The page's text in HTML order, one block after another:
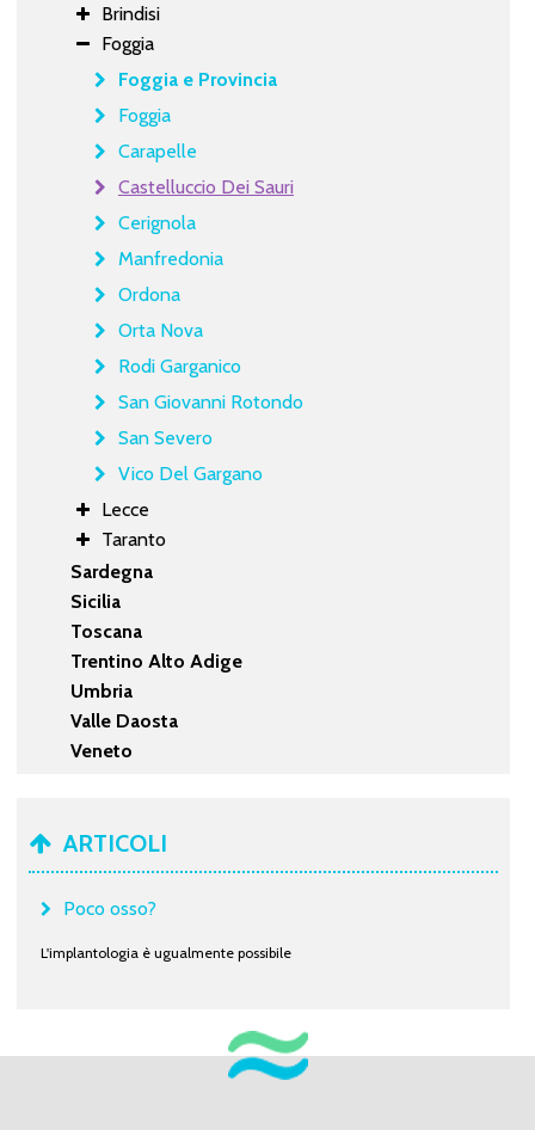
Brindisi
Foggia
Foggia e Provincia
Foggia
Carapelle
Castelluccio Dei Sauri
Cerignola
Manfredonia
Ordona
Orta Nova
Rodi Garganico
San Giovanni Rotondo
San Severo
Vico Del Gargano
Lecce
Taranto
Sardegna
Sicilia
Toscana
Trentino Alto Adige
Umbria
Valle Daosta
Veneto
ARTICOLI
Poco osso?
L'implantologia è ugualmente possibile